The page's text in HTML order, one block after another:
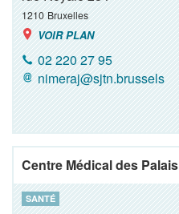
1210 Bruxelles
VOIR PLAN
02 220 27 95
nimeraj@sjtn.brussels
Centre Médical des Palais
SANTÉ